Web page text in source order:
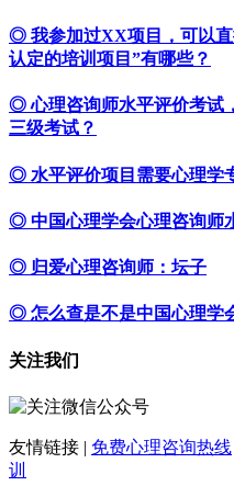
◎ 我参加过XX项目，可以
认定的培训项目”有哪些？
◎ 心理咨询师水平评价考试
三级考试？
◎ 水平评价项目需要心理学
◎ 中国心理学会心理咨询师
◎ 归爱心理咨询师：坛子
◎ 怎么查是不是中国心理学
关注我们
友情链接 | 免费心理咨询热线
训